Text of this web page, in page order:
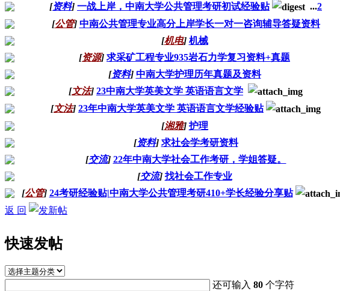
[资料] 一战上岸，中南大学公共管理考研初试经验贴 ...2
[公管] 中南公共管理专业高分上岸学长一对一咨询辅导答疑资料
[机电] 机械
[资源] 求采矿工程专业935岩石力学复习资料+真题
[资料] 中南大学护理历年真题及资料
[文法] 23中南大学英美文学 英语语言文学
[文法] 23年中南大学英美文学 英语语言文学经验贴
[湘雅] 护理
[资料] 求社会学考研资料
[交流] 22年中南大学社会工作考研，学姐答疑。
[交流] 找社会工作专业
[公管] 24考研经验贴|中南大学公共管理考研410+学长经验分享贴
返 回
快速发帖
还可输入80 个字符